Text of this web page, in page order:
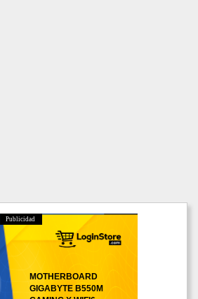
Publicidad
MOTHERBOARD
GIGABYTE B550M